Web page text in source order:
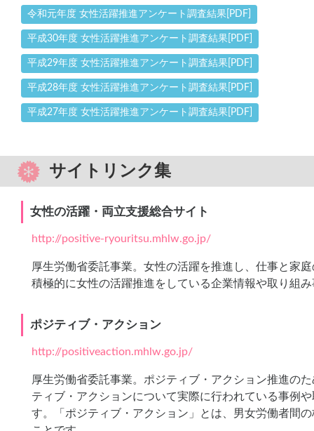
令和元年度 女性活躍推進アンケート調査結果[PDF]
平成30年度 女性活躍推進アンケート調査結果[PDF]
平成29年度 女性活躍推進アンケート調査結果[PDF]
平成28年度 女性活躍推進アンケート調査結果[PDF]
平成27年度 女性活躍推進アンケート調査結果[PDF]
サイトリンク集
女性の活躍・両立支援総合サイト
http://positive-ryouritsu.mhlw.go.jp/
厚生労働省委託事業。女性の活躍を推進し、仕事と家
積極的に女性の活躍推進をしている企業情報や取り組
ポジティブ・アクション
http://positiveaction.mhlw.go.jp/
厚生労働省委託事業。ポジティブ・アクション推進の
ティブ・アクションについて実際に行われている事例
す。「ポジティブ・アクション」とは、男女労働者間